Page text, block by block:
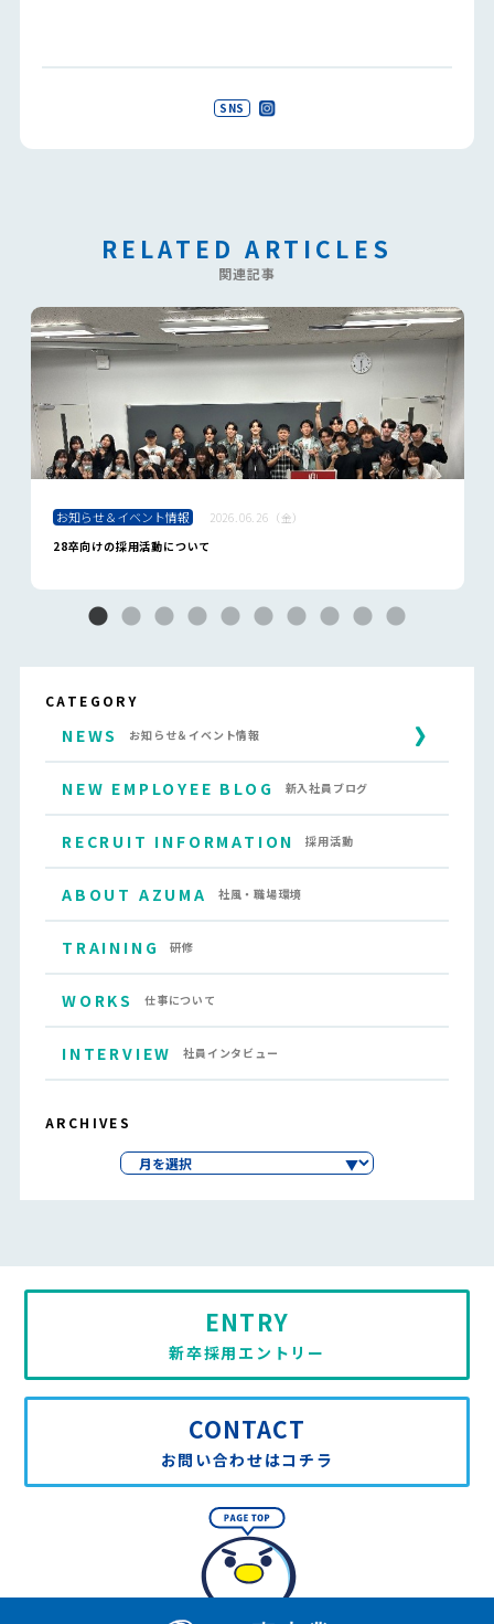
SNS
CATEGORY
NEWS お知らせ＆イベント情報
NEW EMPLOYEE BLOG 新入社員ブログ
RECRUIT INFORMATION 採用活動
ABOUT AZUMA 社風・職場環境
TRAINING 研修
WORKS 仕事について
INTERVIEW 社員インタビュー
ARCHIVES
RELATED ARTICLES
関連記事
お知らせ＆イベント情報
2026.06.26（金）
28卒向けの採用活動について
CONTACT
お問い合わせはコチラ
ENTRY
新卒採用エントリー